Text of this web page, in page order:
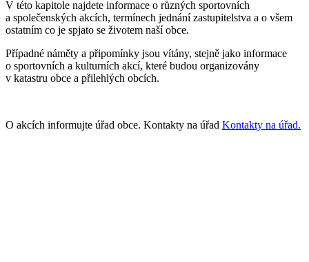
V této kapitole najdete informace o různých sportovních
a společenských akcích, termínech jednání zastupitelstva a o všem
ostatním co je spjato se životem naší obce.
Případné náměty a připomínky jsou vítány, stejně jako informace
o sportovních a kulturních akcí, které budou organizovány
v katastru obce a přilehlých obcích.
O akcích informujte úřad obce. Kontakty na úřad Kontakty na úřad.